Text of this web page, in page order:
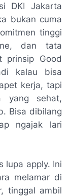
DKI Jakarta
bukan cuma
tinggi
dan tata
prinsip Good
kalau bisa
kerja, tapi
yang sehat,
Bisa dibilang
ngajak lari
lupa apply. Ini
melamar di
tinggal ambil